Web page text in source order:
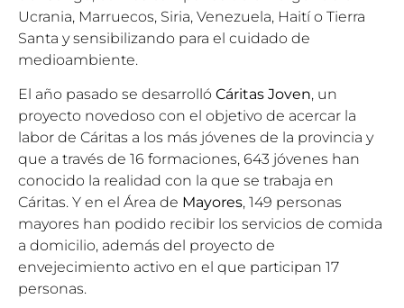
Ucrania, Marruecos, Siria, Venezuela, Haití o Tierra
Santa y sensibilizando para el cuidado de
medioambiente.
El año pasado se desarrolló Cáritas Joven, un
proyecto novedoso con el objetivo de acercar la
labor de Cáritas a los más jóvenes de la provincia y
que a través de 16 formaciones, 643 jóvenes han
conocido la realidad con la que se trabaja en
Cáritas. Y en el Área de Mayores, 149 personas
mayores han podido recibir los servicios de comida
a domicilio, además del proyecto de
envejecimiento activo en el que participan 17
personas.